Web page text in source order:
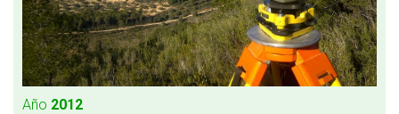
Año 2012